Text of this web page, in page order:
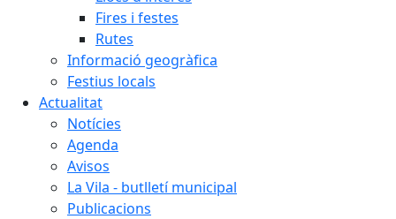
Fires i festes
Rutes
Informació geogràfica
Festius locals
Actualitat
Notícies
Agenda
Avisos
La Vila - butlletí municipal
Publicacions